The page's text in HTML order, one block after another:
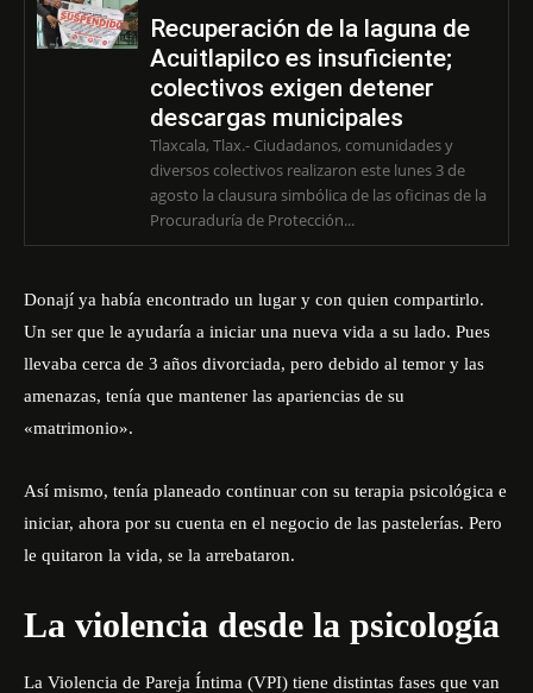
Recuperación de la laguna de
Acuitlapilco es insuficiente;
colectivos exigen detener
descargas municipales
Tlaxcala, Tlax.- Ciudadanos, comunidades y
diversos colectivos realizaron este lunes 3 de
agosto la clausura simbólica de las oficinas de la
Procuraduría de Protección...
Donají ya había encontrado un lugar y con quien compartirlo.
Un ser que le ayudaría a iniciar una nueva vida a su lado. Pues
llevaba cerca de 3 años divorciada, pero debido al temor y las
amenazas, tenía que mantener las apariencias de su
«matrimonio».
Así mismo, tenía planeado continuar con su terapia psicológica e
iniciar, ahora por su cuenta en el negocio de las pastelerías. Pero
le quitaron la vida, se la arrebataron.
La violencia desde la psicología
La Violencia de Pareja Íntima (VPI) tiene distintas fases que van